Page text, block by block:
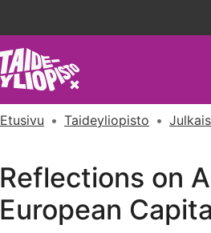
Etusivu Taideyliopisto
Reflections on
European